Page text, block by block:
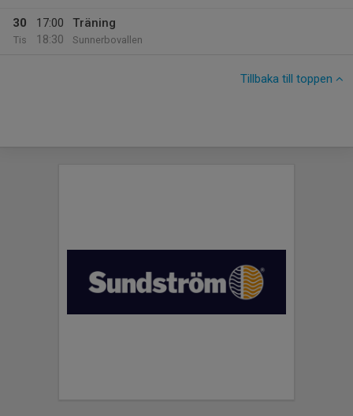
30
Tis
17:00
18:30
Träning
Sunnerbovallen
Tillbaka till toppen